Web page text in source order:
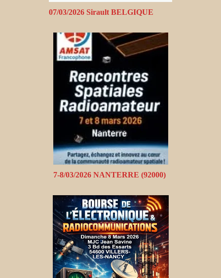
07/03/2026 Sirault BELGIQUE
7-8/03/2026 NANTERRE (92000)